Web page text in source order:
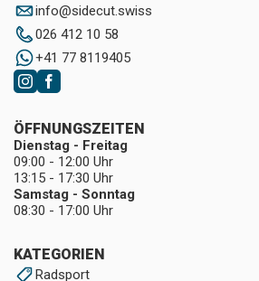
info@sidecut.swiss
026 412 10 58
+41 77 8119405
KATEGORIEN
Radsport
ÖFFNUNGSZEITEN
Dienstag - Freitag
09:00 - 12:00 Uhr
13:15 - 17:30 Uhr
Samstag - Sonntag
08:30 - 17:00 Uhr